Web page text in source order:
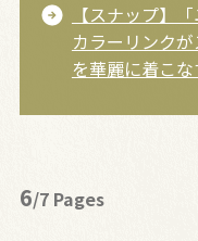
【スナップ】
カラーリンク
を華麗に着こ
6/7 Pages